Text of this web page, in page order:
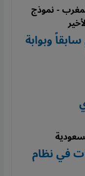
- نموذج
وبوابة
في نظام